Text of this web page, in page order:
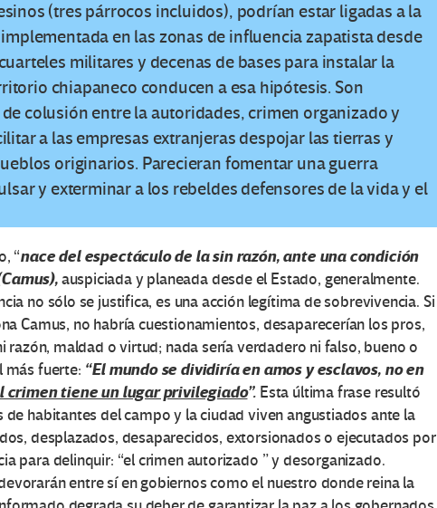
(tres párrocos incluidos), podrían estar ligadas a la
en las zonas de influencia zapatista desde
militares y decenas de bases para instalar la
chiapaneco conducen a esa hipótesis. Son
colusión entre la autoridades, crimen organizado y
a las empresas extranjeras despojar las tierras y
originarios. Parecieran fomentar una guerra
y exterminar a los rebeldes defensores de la vida y el
“nace del espectáculo de la sin razón, ante una condición
auspiciada y planeada desde el Estado, generalmente.
no sólo se justifica, es una acción legítima de sobrevivencia. Si
Camus, no habría cuestionamientos, desaparecerían los pros,
razón, maldad o virtud; nada sería verdadero ni falso, bueno o
más fuerte: “El mundo se dividiría en amos y esclavos, no en
crimen tiene un lugar privilegiado”. Esta última frase resultó
habitantes del campo y la ciudad viven angustiados ante la
desplazados, desaparecidos, extorsionados o ejecutados por
para delinquir: “el crimen autorizado ” y desorganizado.
entre sí en gobiernos como el nuestro donde reina la